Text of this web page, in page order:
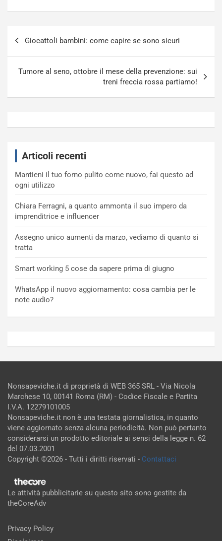
Giocattoli bambini: come capire se sono sicuri
Tumore al seno, ottobre il mese della prevenzione: sui
treni freccia rossa partiamo!
Articoli recenti
Mantieni il tuo forno pulito come nuovo, fai questo ad
ogni utilizzo
Chiara Ferragni, a quanto ammonta il suo impero da
imprenditrice e influencer
Assegno unico aumenti da marzo, vediamo di quanto si
tratta
Smart working 5 cose da sapere prima di giugno
WhatsApp il nuovo aggiornamento: cosa cambia per le
note audio?
Nonsapeviche.it di proprietà di WEB 365 SRL - Via Nicola
Marchese 10, 00141 Roma (RM) - Codice Fiscale e Partita
I.V.A. 12279101005
Nonsapeviche.it non è una testata giornalistica, in quanto
viene aggiornato senza alcuna periodicità. Non può pertanto
considerarsi un prodotto editoriale ai sensi della legge n. 62
del 07.03.2001
Copyright ©2026 - Tutti i diritti riservati - Contattaci
Le attività pubblicitarie su questo sito sono gestite da
theCoreAdv
Privacy Policy